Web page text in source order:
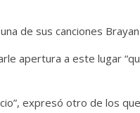
de sus canciones
apertura a este lugar
expresó otro de los